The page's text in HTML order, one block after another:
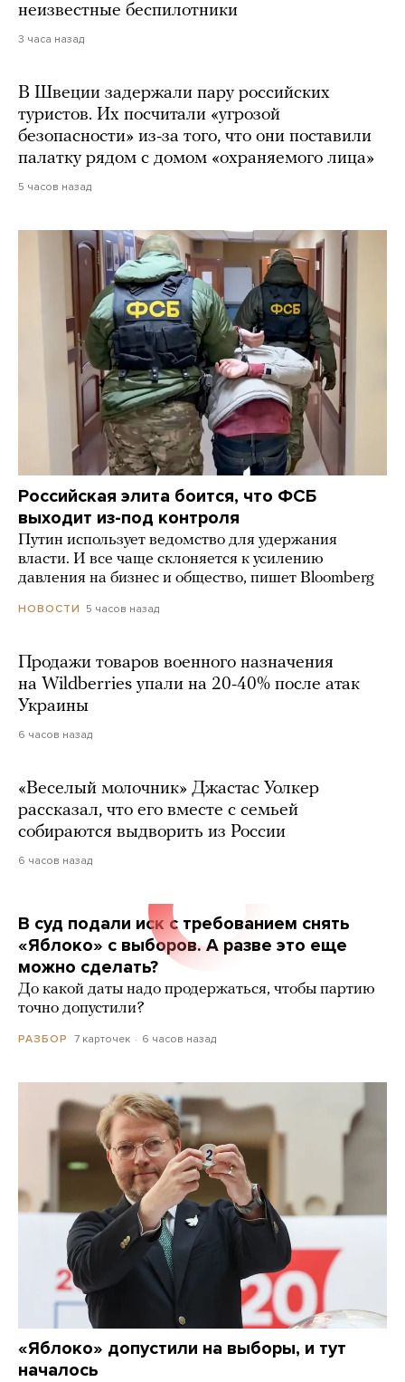
неизвестные беспилотники
3 часа назад
В Швеции задержали пару российских
туристов. Их посчитали «угрозой
безопасности» из-за того, что они поставили
палатку рядом с домом «охраняемого лица»
5 часов назад
Российская элита боится, что ФСБ
выходит из-под контроля
Путин использует ведомство для удержания
власти. И все чаще склоняется к усилению
давления на бизнес и общество, пишет Bloomberg
НОВОСТИ 5 часов назад
Продажи товаров военного назначения
на Wildberries упали на 20-40% после атак
Украины
6 часов назад
«Веселый молочник» Джастас Уолкер
рассказал, что его вместе с семьей
собираются выдворить из России
6 часов назад
В суд подали иск с требованием снять
«Яблоко» с выборов. А разве это еще
можно сделать?
До какой даты надо продержаться, чтобы партию
точно допустили?
РАЗБОР 7 карточек 6 часов назад
«Яблоко» допустили на выборы, и тут
началось